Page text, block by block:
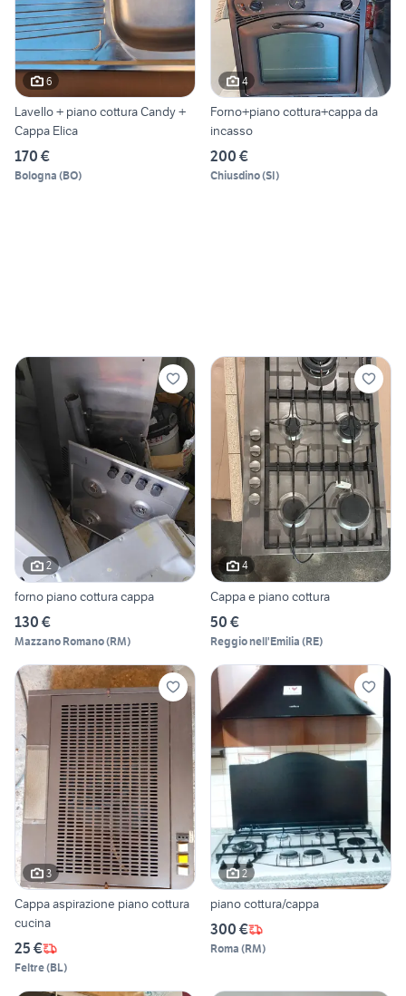
6
Lavello + piano cottura Candy +
Cappa Elica
170 €
Bologna (BO)
4
Forno+piano cottura+cappa da
incasso
200 €
Chiusdino(SI)
2
forno piano cottura cappa
130 €
Mazzano Romano(RM)
4
Cappa e piano cottura
50 €
Reggio nell'Emilia (RE)
3
Cappa aspirazione piano cottura
cucina
25 €
Feltre(BL)
2
piano cottura/cappa
300 €
Roma (RM)